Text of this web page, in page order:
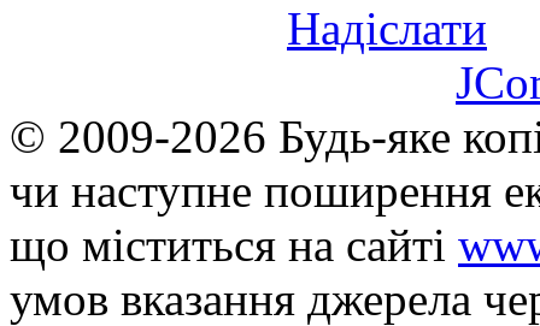
Надіслати
© 2009-2026 Будь-яке
чи наступне поширення
що мiститься на сайті
умов вказання джерела